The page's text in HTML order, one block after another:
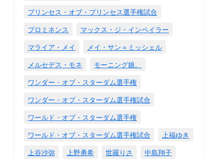
プリンセス・オブ・プリンセス選手権試合
プロミネンス
マックス・ジ・インペイラー
マライア・メイ
メイ・サン＝ミッシェル
メルセデス・モネ
モーニング娘。
ワンダー・オブ・スターダム選手権
ワンダー・オブ・スターダム選手権試合
ワールド・オブ・スターダム選手権
ワールド・オブ・スターダム選手権試合
上福ゆき
上谷沙弥
上野勇希 世羅りさ
中島翔子